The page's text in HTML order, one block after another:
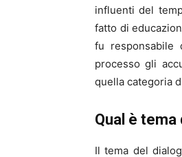
influenti del
fatto di
fu responsabile
processo gli
quella categoria
Qual è tema
Il tema del